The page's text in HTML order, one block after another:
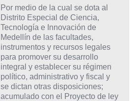
Por medio de la cual se dota al
Distrito Especial de Ciencia,
Tecnología e Innovación de
Medellín de las facultades,
instrumentos y recursos legales
para promover su desarrollo
integral y establecer su régimen
político, administrativo y fiscal y
se dictan otras disposiciones;
acumulado con el Proyecto de ley